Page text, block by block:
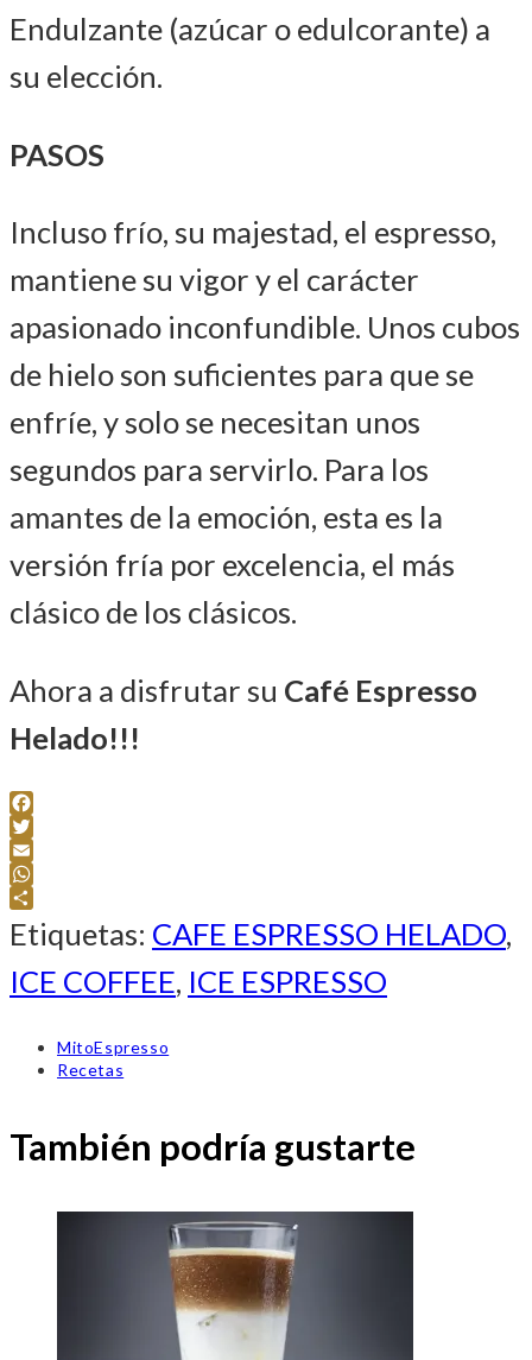
Endulzante (azúcar o edulcorante) a
su elección.
PASOS
Incluso frío, su majestad, el espresso,
mantiene su vigor y el carácter
apasionado inconfundible. Unos cubos
de hielo son suficientes para que se
enfríe, y solo se necesitan unos
segundos para servirlo. Para los
amantes de la emoción, esta es la
versión fría por excelencia, el más
clásico de los clásicos.
Ahora a disfrutar su Café Espresso
Helado!!!
Facebook
Twitter
Email
WhatsApp
Compartir
Etiquetas: CAFE ESPRESSO HELADO,
ICE COFFEE, ICE ESPRESSO
Autor
de
MitoEspresso
Categoría
entrada:
Recetas
También podría gustarte